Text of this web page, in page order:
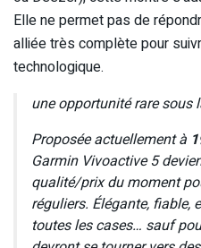
Elle ne permet pas de
alliée très complète pour
technologique.
une opportunité rare sous
Proposée actuellement à
Garmin Vivoactive 5
qualité/prix du moment
réguliers. Élégante, fiable,
toutes les cases… sauf